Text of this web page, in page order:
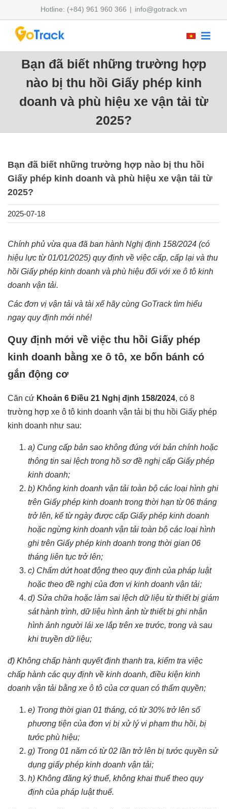
to
content
Hotline: (+84) 961 960 366 | info@gotrack.vn
Bạn đã biết những trường hợp
nào bị thu hồi Giấy phép kinh
doanh và phù hiệu xe vận tải từ
2025?
Bạn đã biết những trường hợp nào bị thu hồi
Giấy phép kinh doanh và phù hiệu xe vận tải từ
2025?
2025-07-18
Chính phủ vừa qua đã ban hành Nghị định 158/2024 (có
hiệu lực từ 01/01/2025) quy định về việc cấp, cấp lại và thu
hồi Giấy phép kinh doanh và phù hiệu đối với xe ô tô kinh
doanh vận tải.
Các đơn vị vận tải và tài xế hãy cùng GoTracktìm hiểu
ngay quy định mới nhé!
Quy định mới về việc thu hồi Giấy phép
kinh doanh bằng xe ô tô, xe bốn bánh có
gắn động cơ
Căn cứ Khoản 6 Điều 21 Nghị định 158/2024, có 8
trường hợp xe ô tô kinh doanh vận tải bị thu hồi Giấy phép
kinh doanh như sau:
a) Cung cấp bản sao không đúng với bản chính hoặc
thông tin sai lệch trong hồ sơ đề nghị cấp Giấy phép
kinh doanh;
b) Không kinh doanh vận tải toàn bộ các loại hình ghi
trên Giấy phép kinh doanh trong thời hạn từ 06 tháng
trở lên, kể từ ngày được cấp Giấy phép kinh doanh
hoặc ngừng kinh doanh vận tải toàn bộ các loại hình
ghi trên Giấy phép kinh doanh trong thời gian 06
tháng liên tục trở lên;
c) Chấm dứt hoạt động theo quy định của pháp luật
hoặc theo đề nghị của đơn vị kinh doanh vận tải;
d) Sửa chữa hoặc làm sai lệch dữ liệu từ thiết bị giám
sát hành trình, dữ liệu hình ảnh từ thiết bị ghi nhận
hình ảnh người lái xe lắp trên xe trước, trong và sau
khi truyền dữ liệu;
đ) Không chấp hành quyết định thanh tra, kiểm tra việc
chấp hành các quy định về kinh doanh, điều kiện kinh
doanh vận tải bằng xe ô tô của cơ quan có thẩm quyền;
e) Trong thời gian 01 tháng, có từ 30% trở lên số
phương tiện của đơn vị bị xử lý vi phạm thu hồi, bị
tước phù hiệu;
g) Trong 01 năm có từ 02 lần trở lên bị tước quyền sử
dụng giấy phép kinh doanh vận tải;
h) Không đăng ký thuế, không khai thuế theo quy
định của pháp luật thuế.